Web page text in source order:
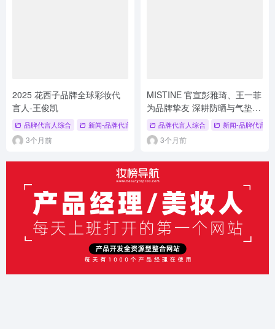
2025 花西子品牌全球彩妆代
言人-王俊凯
品牌代言人综合 新闻-品牌代言人
3个月前
MISTINE 官宣彭雅琦、王一菲
为品牌挚友 深耕防晒与气垫类
目 品牌代言人综合 新闻-品牌代言人
3个月前